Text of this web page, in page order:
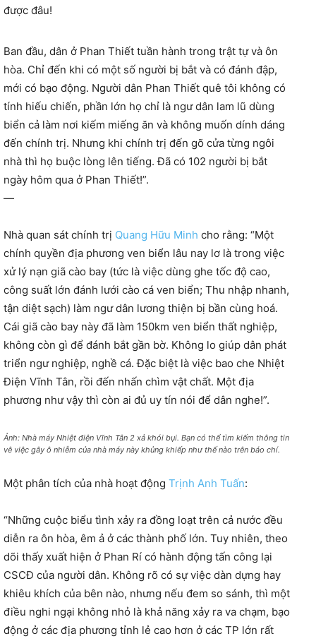
được đâu!
Ban đầu, dân ở Phan Thiết tuần hành trong trật tự và ôn
hòa. Chỉ đến khi có một số người bị bắt và có đánh đập,
mới có bạo động. Người dân Phan Thiết quê tôi không có
tính hiếu chiến, phần lớn họ chỉ là ngư dân lam lũ dùng
biển cả làm nơi kiếm miếng ăn và không muốn dính dáng
đến chính trị. Nhưng khi chính trị đến gõ cửa từng ngôi
nhà thì họ buộc lòng lên tiếng. Đã có 102 người bị bắt
ngày hôm qua ở Phan Thiết!”.
—
Nhà quan sát chính trị Quang Hữu Minh cho rằng: “Một
chính quyền địa phương ven biển lâu nay lơ là trong việc
xử lý nạn giã cào bay (tức là việc dùng ghe tốc độ cao,
công suất lớn đánh lưới cào cá ven biển; Thu nhập nhanh,
tận diệt sạch) làm ngư dân lương thiện bị bần cùng hoá.
Cái giã cào bay này đã làm 150km ven biển thất nghiệp,
không còn gì để đánh bắt gần bờ. Không lo giúp dân phát
triển ngư nghiệp, nghề cá. Đặc biệt là việc bao che Nhiệt
Điện Vĩnh Tân, rồi đến nhấn chìm vật chất. Một địa
phương như vậy thì còn ai đủ uy tín nói để dân nghe!”.
Ảnh: Nhà máy Nhiệt điện Vĩnh Tân 2 xả khói bụi. Bạn có thể tìm kiếm thông tin
vê việc gây ô nhiễm của nhà máy này khủng khiếp như thế nào trên báo chí.
Một phân tích của nhà hoạt động Trịnh Anh Tuấn:
“Những cuộc biểu tình xảy ra đồng loạt trên cả nước đều
diễn ra ôn hòa, êm ả ở các thành phố lớn. Tuy nhiên, theo
dõi thấy xuất hiện ở Phan Rí có hành động tấn công lại
CSCĐ của người dân. Không rõ có sự việc dàn dựng hay
khiêu khích của bên nào, nhưng nếu đem so sánh, thì một
điều nghi ngại không nhỏ là khả năng xảy ra va chạm, bạo
động ở các địa phương tỉnh lẻ cao hơn ở các TP lớn rất